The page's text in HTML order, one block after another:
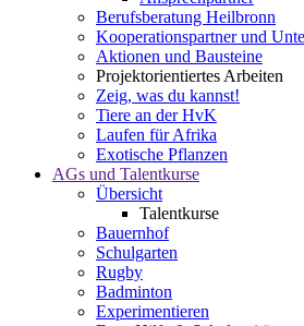
Berufsberatung Heilbronn
Kooperationspartner und
Aktionen und Bausteine
Projektorientiertes Arbeiten
Zeig, was du kannst!
Tiere an der HvK
Laufen für Afrika
Exotische Pflanzen
AGs und Talentkurse
Übersicht
Talentkurse
Bauernhof
Schulgarten
Rugby
Badminton
Experimentieren